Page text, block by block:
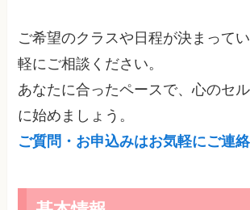
ご希望のクラスや日程が決まって
軽にご相談ください。
あなたに合ったペースで、心のセ
に始めましょう。
ご質問・お申込みはお気軽にご連絡